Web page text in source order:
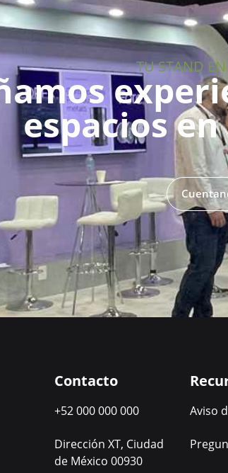
TU STAND
espacios
Contacto
+52 000 000 000
Dirección XT, Ciudad
de México 00930
Aviso